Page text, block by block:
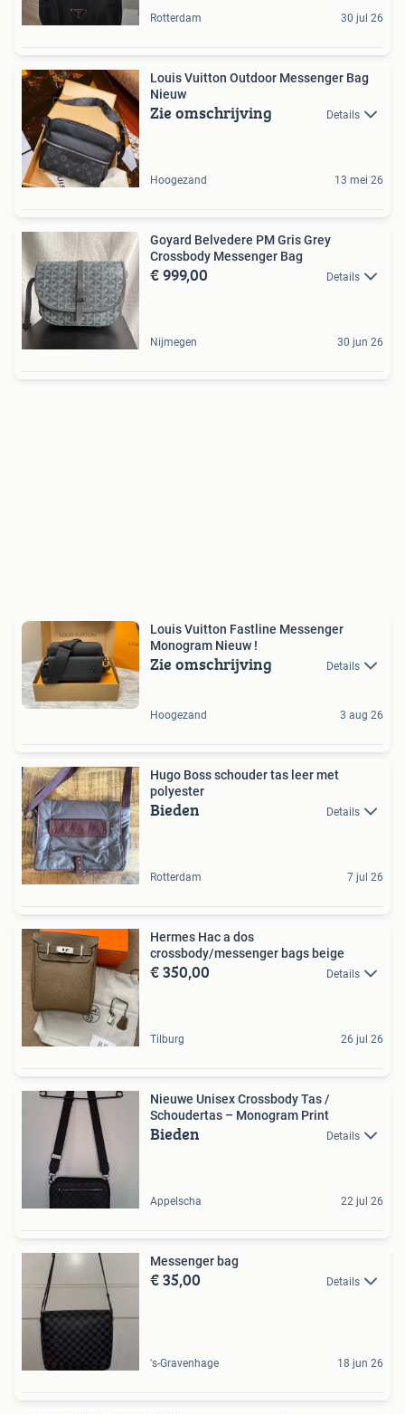
Rotterdam 30 jul 26
Louis Vuitton Outdoor Messenger Bag
Nieuw
Zie omschrijving Details
Hoogezand 13 mei 26
Goyard Belvedere PM Gris Grey
Crossbody Messenger Bag
€ 999,00 Details
Nijmegen 30 jun 26
Louis Vuitton Fastline Messenger
Monogram Nieuw !
Zie omschrijving Details
Hoogezand 3 aug 26
Hugo Boss schouder tas leer met
polyester
Bieden Details
Rotterdam 7 jul 26
Hermes Hac a dos
crossbody/messenger bags beige
€ 350,00 Details
Tilburg 26 jul 26
Nieuwe Unisex Crossbody Tas /
Schoudertas – Monogram Print
Bieden Details
Appelscha 22 jul 26
Messenger bag
€ 35,00 Details
's-Gravenhage 18 jun 26